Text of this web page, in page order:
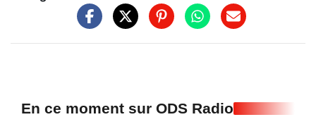
En ce moment sur ODS Radio